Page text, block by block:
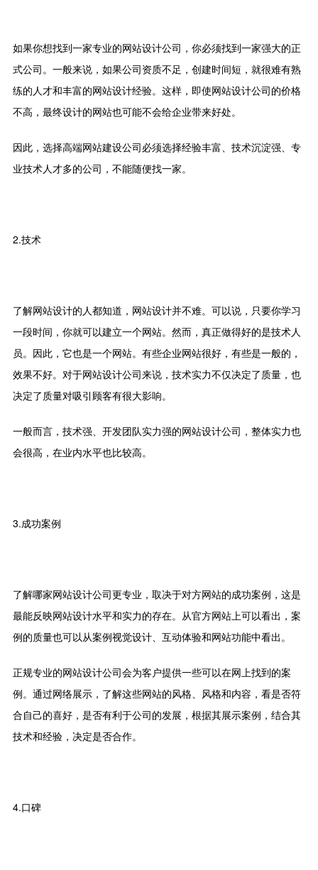
如果你想找到一家专业的网站设计公司，你必须找到一家强大的正
式公司。一般来说，如果公司资质不足，创建时间短，就很难有熟
练的人才和丰富的网站设计经验。这样，即使网站设计公司的价格
不高，最终设计的网站也可能不会给企业带来好处。
因此，选择高端网站建设公司必须选择经验丰富、技术沉淀强、专
业技术人才多的公司，不能随便找一家。
2.技术
了解网站设计的人都知道，网站设计并不难。可以说，只要你学习
一段时间，你就可以建立一个网站。然而，真正做得好的是技术人
员。因此，它也是一个网站。有些企业网站很好，有些是一般的，
效果不好。对于网站设计公司来说，技术实力不仅决定了质量，也
决定了质量对吸引顾客有很大影响。
一般而言，技术强、开发团队实力强的网站设计公司，整体实力也
会很高，在业内水平也比较高。
3.成功案例
了解哪家网站设计公司更专业，取决于对方网站的成功案例，这是
最能反映网站设计水平和实力的存在。从官方网站上可以看出，案
例的质量也可以从案例视觉设计、互动体验和网站功能中看出。
正规专业的网站设计公司会为客户提供一些可以在网上找到的案
例。通过网络展示，了解这些网站的风格、风格和内容，看是否符
合自己的喜好，是否有利于公司的发展，根据其展示案例，结合其
技术和经验，决定是否合作。
4.口碑